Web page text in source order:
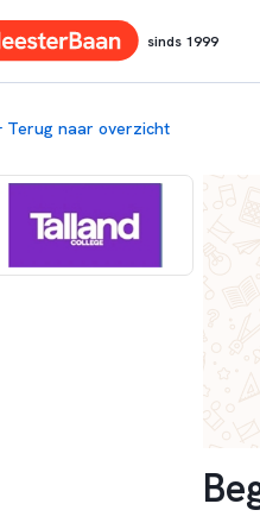
sinds 1999
Terug naar overzicht